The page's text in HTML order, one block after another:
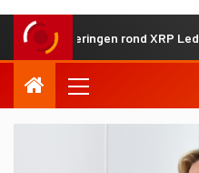
rond XRP Ledger